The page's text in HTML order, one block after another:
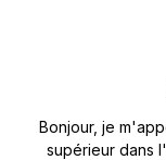
Bonjour, je
supérieur dans